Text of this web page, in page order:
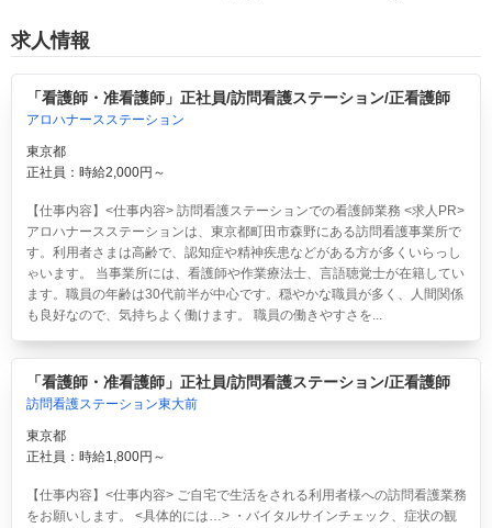
求人情報
「看護師・准看護師」正社員/訪問看護ステーション/正看護師
アロハナースステーション
東京都
正社員：時給2,000円～
【仕事内容】<仕事内容> 訪問看護ステーションでの看護師業務 <求人PR>
アロハナースステーションは、東京都町田市森野にある訪問看護事業所で
す。利用者さまは高齢で、認知症や精神疾患などがある方が多くいらっし
ゃいます。 当事業所には、看護師や作業療法士、言語聴覚士が在籍してい
ます。職員の年齢は30代前半が中心です。穏やかな職員が多く、人間関係
も良好なので、気持ちよく働けます。 職員の働きやすさを...
「看護師・准看護師」正社員/訪問看護ステーション/正看護師
訪問看護ステーション東大前
東京都
正社員：時給1,800円～
【仕事内容】<仕事内容> ご自宅で生活をされる利用者様への訪問看護業務
をお願いします。 <具体的には…> ・バイタルサインチェック、症状の観